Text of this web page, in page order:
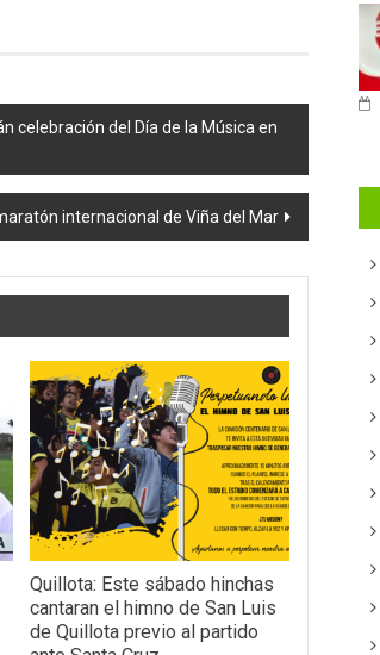
celebración del Día de la Música en
internacional de Viña del Mar
Quillota: Este sábado hinchas
cantaran el himno de San Luis
de Quillota previo al partido